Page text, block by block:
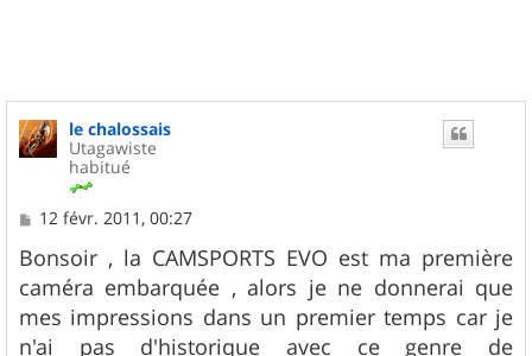
le chalossais
Utagawiste
habitué
M
s
s
a
g
e
12 févr. 2011, 00:27
Bonsoir , la CAMSPORTS EVO est ma première
caméra embarquée , alors je ne donnerai que
mes impressions dans un premier temps car je
n'ai pas d'historique avec ce genre de